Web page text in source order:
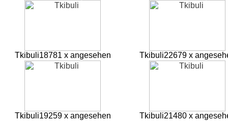
Tkibuli18781 x angesehen Tkibuli22679 x
Tkibuli19259 x angesehen Tkibuli21480 x